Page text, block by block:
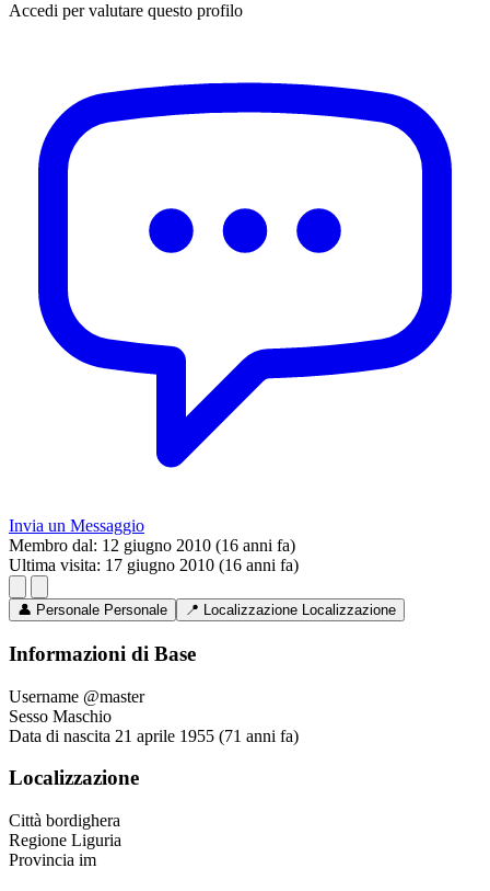
Accedi per valutare questo profilo
Invia un Messaggio
Membro dal: 12 giugno 2010 (16 anni fa)
Ultima visita: 17 giugno 2010 (16 anni fa)
👤 Personale Personale 📍 Localizzazione Localizzazione
Informazioni di Base
Username @master
Sesso Maschio
Data di nascita 21 aprile 1955 (71 anni fa)
Localizzazione
Città bordighera
Regione Liguria
Provincia im